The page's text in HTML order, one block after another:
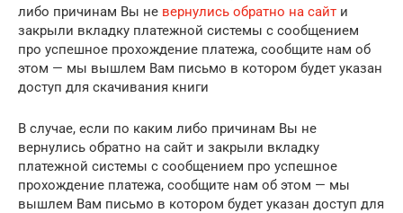
либо причинам Вы не вернулись обратно на сайт и
закрыли вкладку платежной системы с сообщением
про успешное прохождение платежа, сообщите нам об
этом — мы вышлем Вам письмо в котором будет указан
доступ для скачивания книги
В случае, если по каким либо причинам Вы не
вернулись обратно на сайт и закрыли вкладку
платежной системы с сообщением про успешное
прохождение платежа, сообщите нам об этом — мы
вышлем Вам письмо в котором будет указан доступ для